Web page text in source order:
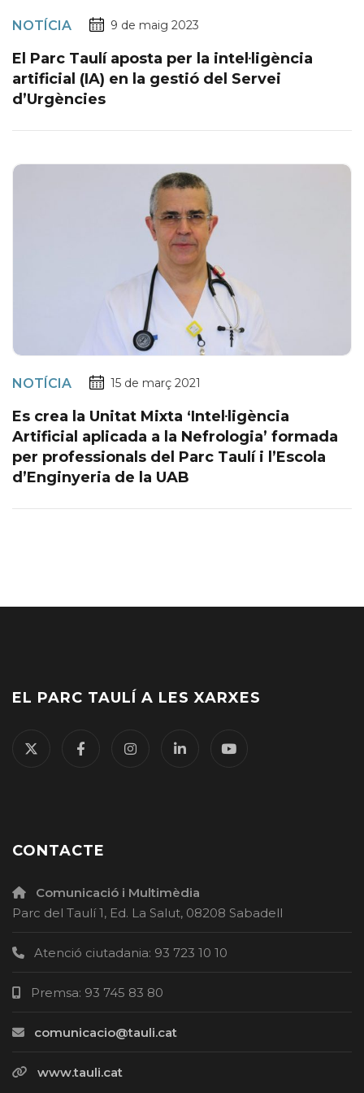
NOTÍCIA 9 de maig 2023
El Parc Taulí aposta per la intel·ligència
artificial (IA) en la gestió del Servei
d’Urgències
NOTÍCIA 15 de març 2021
Es crea la Unitat Mixta ‘Intel·ligència
Artificial aplicada a la Nefrologia’ formada
per professionals del Parc Taulí i l’Escola
d’Enginyeria de la UAB
EL PARC TAULÍ A LES XARXES
CONTACTE
Comunicació i Multimèdia
Parc del Taulí 1, Ed. La Salut, 08208 Sabadell
Atenció ciutadania: 93 723 10 10
Premsa: 93 745 83 80
comunicacio@tauli.cat
www.tauli.cat